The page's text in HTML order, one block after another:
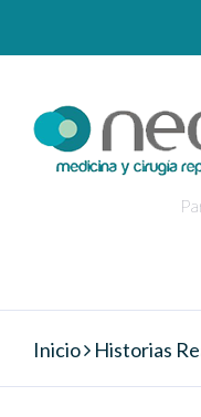
Inicio Historias